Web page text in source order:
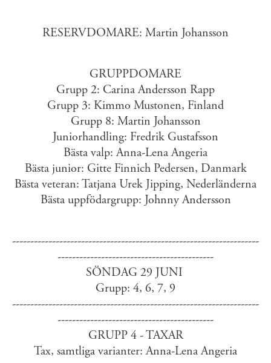
RESERVDOMARE: Martin Johansson
GRUPPDOMARE
Grupp 2: Carina Andersson Rapp
Grupp 3: Kimmo Mustonen, Finland
Grupp 8: Martin Johansson
Juniorhandling: Fredrik Gustafsson
Bästa valp: Anna-Lena Angeria
Bästa junior: Gitte Finnich Pedersen, Danmark
Bästa veteran: Tatjana Urek Jipping, Nederländerna
Bästa uppfödargrupp: Johnny Andersson
--------------------------------------------------------------------
-------------------------------------------
SÖNDAG 29 JUNI
Grupp: 4, 6, 7, 9
--------------------------------------------------------------------
-------------------------------------------
GRUPP 4 - TAXAR
Tax, samtliga varianter: Anna-Lena Angeria